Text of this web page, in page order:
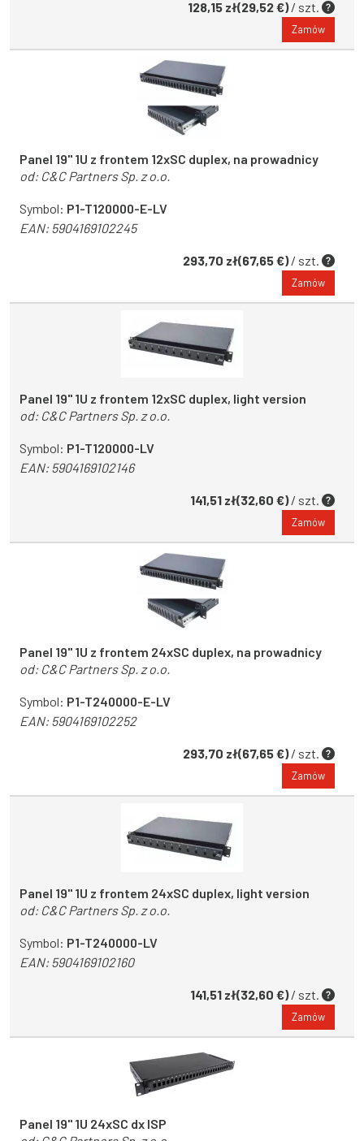
128,15 zł(29,52 €)/ szt.
Zamów
Panel 19'' 1U z frontem 12xSC duplex, na prowadnicy
od: C&C Partners Sp. z o.o.
Symbol: P1-T120000-E-LV
EAN:5904169102245
293,70 zł(67,65 €)/ szt.
Zamów
Panel 19'' 1U z frontem 12xSC duplex, light version
od: C&C Partners Sp. z o.o.
Symbol: P1-T120000-LV
EAN:5904169102146
141,51 zł(32,60 €)/ szt.
Zamów
Panel 19'' 1U z frontem 24xSC duplex, na prowadnicy
od: C&C Partners Sp. z o.o.
Symbol: P1-T240000-E-LV
EAN:5904169102252
293,70 zł(67,65 €)/ szt.
Zamów
Panel 19'' 1U z frontem 24xSC duplex, light version
od: C&C Partners Sp. z o.o.
Symbol: P1-T240000-LV
EAN:5904169102160
141,51 zł(32,60 €)/ szt.
Zamów
Panel 19" 1U 24xSC dx ISP